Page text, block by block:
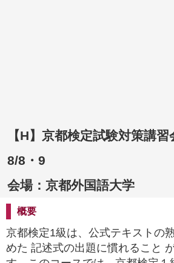
【H】京都検定試験対策講
8/8・9
会場：京都外国語大学
概要
京都検定1級は、公式テキストの
めた 記述式の出題に慣れること